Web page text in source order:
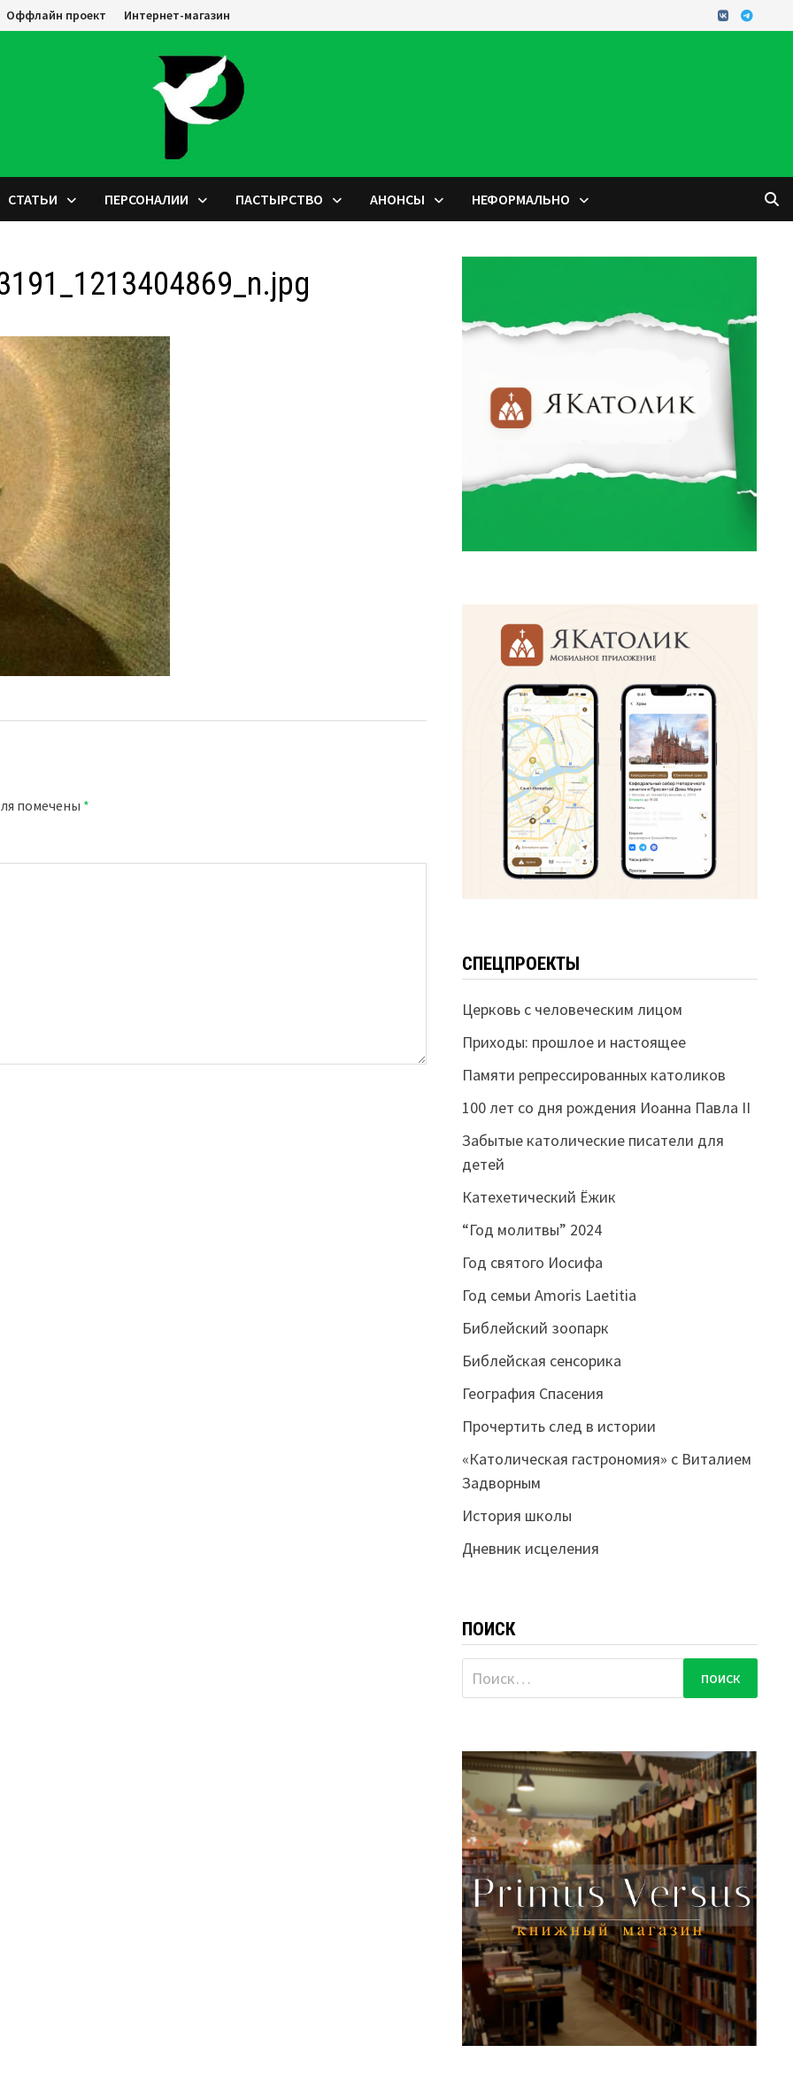
Оффлайн проект Интернет-магазин
СТАТЬИ ПЕРСОНАЛИИ ПАСТЫРСТВО АНОНСЫ НЕФОРМАЛЬНО
помечены *
СПЕЦПРОЕКТЫ
Церковь с человеческим лицом
Приходы: прошлое и настоящее
Памяти репрессированных католиков
100 лет со дня рождения Иоанна Павла II
Забытые католические писатели для
детей
Катехетический Ёжик
“Год молитвы” 2024
Год святого Иосифа
Год семьи Amoris Laetitia
Библейский зоопарк
Библейская сенсорика
География Спасения
Прочертить след в истории
«Католическая гастрономия» с Виталием
Задворным
История школы
Дневник исцеления
ПОИСК
Найти: